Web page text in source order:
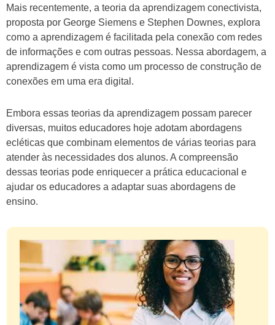
Mais recentemente, a teoria da aprendizagem conectivista,
proposta por George Siemens e Stephen Downes, explora
como a aprendizagem é facilitada pela conexão com redes
de informações e com outras pessoas. Nessa abordagem, a
aprendizagem é vista como um processo de construção de
conexões em uma era digital.
Embora essas teorias da aprendizagem possam parecer
diversas, muitos educadores hoje adotam abordagens
ecléticas que combinam elementos de várias teorias para
atender às necessidades dos alunos. A compreensão
dessas teorias pode enriquecer a prática educacional e
ajudar os educadores a adaptar suas abordagens de
ensino.